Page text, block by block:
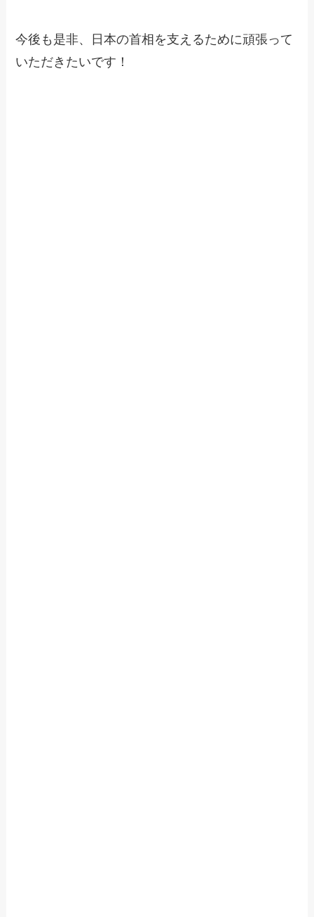
今後も是非、日本の首相を支えるために頑張って
いただきたいです！